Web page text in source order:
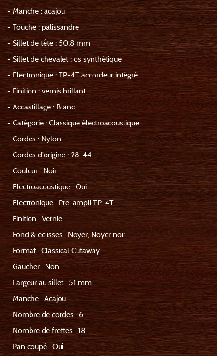
- Manche : acajou
- Touche : palissandre
- Sillet de tête : 50,8 mm
- Sillet de chevalet : os synthétique
- Électronique : TP-4T accordeur intégré
- Finition : vernis brillant
- Accastillage : Blanc
- Catégorie : Classique électroacoustique
- Cordes : Nylon
- Cordes d'origine : 28-44
- Couleur : Noir
- Electroacoustique : Oui
- Électronique : Pre-ampli TP-4T
- Finition : Vernie
- Fond & éclisses : Noyer, Noyer noir
- Format : Classical Cutaway
- Gaucher : Non
- Largeur au sillet : 51 mm
- Manche : Acajou
- Nombre de cordes : 6
- Nombre de frettes : 18
- Pan coupé : Oui